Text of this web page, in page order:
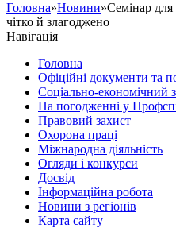
Головна»Новини»Семінар
чітко й злагоджено
Навігація
Головна
Офіційні документи та
Соціально-економічний
На погодженні у
Правовий захист
Охорона праці
Міжнародна діяльність
Огляди і конкурси
Досвід
Інформаційна робота
Новини з регіонів
Карта сайту